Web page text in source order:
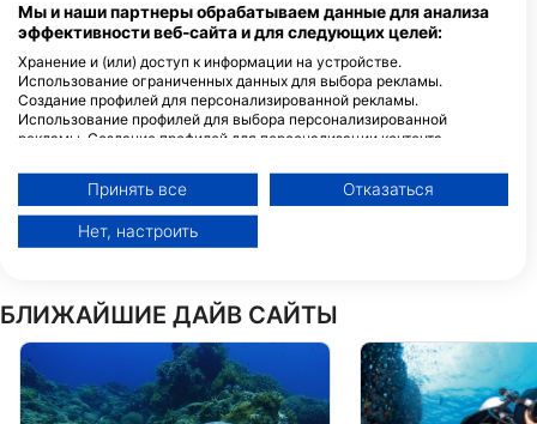
KIM’S DIVE REORT
Masaplud, 6217 Dauin,
Negros - ФИЛИППИНЫ
БЛИЖАЙШИЕ ДАЙВ САЙТЫ
Мы и наши партнеры обрабатываем данные для анализа
эффективности веб-сайта и для следующих целей:
Хранение и (или) доступ к информации на устройстве.
Использование ограниченных данных для выбора рекламы.
Создание профилей для персонализированной рекламы.
Использование профилей для выбора персонализированной
рекламы. Создание профилей для персонализации контента.
контента. Определение эффективности рекламы. Определение
эффективности контента. Понимание аудитории с помощью
статистики или комбинации данных из разных источников.
Разработка и совершенствование сервисов. Использование
ограниченных данных для выбора контента.
Google можно найти здесь: https://business.safety.google/privacy/
Данные могут передаваться за пределы Европейского Союза и
отправляться в США.
Ваше согласие и политика использования cookie применяются
исключительно к этому веб-сайту/приложению.
Просмотр списка партнеров (1 вендоров IAB)
Принять все Отказаться
Нет, настроить